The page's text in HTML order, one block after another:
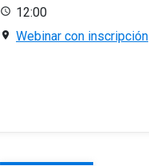
12:00
Webinar con inscripción